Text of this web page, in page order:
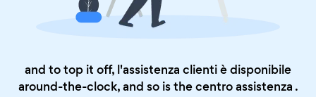
and to top it off, l'assistenza clienti è disponibile
around-the-clock, and so is thecentro assistenza .